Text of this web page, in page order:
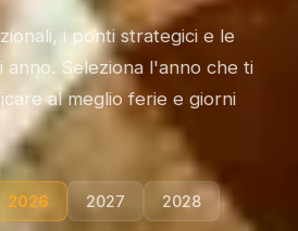
i ponti strategici e le
Seleziona l'anno che ti
al meglio ferie e giorni
2026 2027 2028